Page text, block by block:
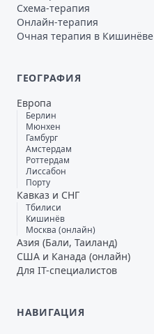
Схема-терапия
Онлайн-терапия
Очная терапия в Кишинёве
ГЕОГРАФИЯ
Европа
Берлин
Мюнхен
Гамбург
Амстердам
Роттердам
Лиссабон
Порту
Кавказ и СНГ
Тбилиси
Кишинёв
Москва (онлайн)
Азия (Бали, Таиланд)
США и Канада (онлайн)
Для IT-специалистов
НАВИГАЦИЯ